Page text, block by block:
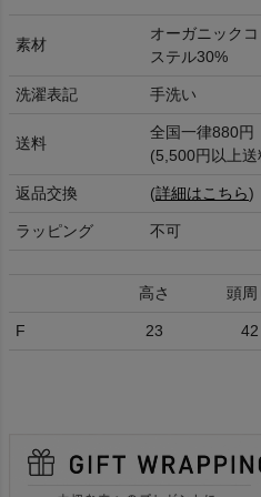
素材
オーガニック
ステル30%
洗濯表記 手洗い
送料
全国一律880円
(5,500円以上送
返品交換 (詳細はこちら)
ラッピング 不可
高さ 頭周
F 23 42